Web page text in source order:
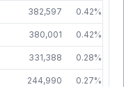
382,597 0.42%
380,001 0.42%
331,388 0.28%
244,990 0.27%